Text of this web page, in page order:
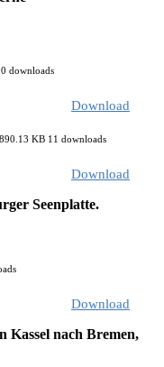
downloads
Download
890.13 KB 11 downloads
Download
Seenplatte.
Download
Kassel nach Bremen,